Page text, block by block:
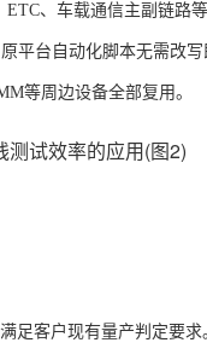
ETC、车载通信主副链路
平台自动化脚本无需改
等周边设备全部复用。
足客户现有量产判定要求